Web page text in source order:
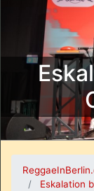
Eskalation